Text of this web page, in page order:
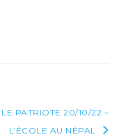
LE PATRIOTE 20/10/22 –
L’ÉCOLE AU NÉPAL